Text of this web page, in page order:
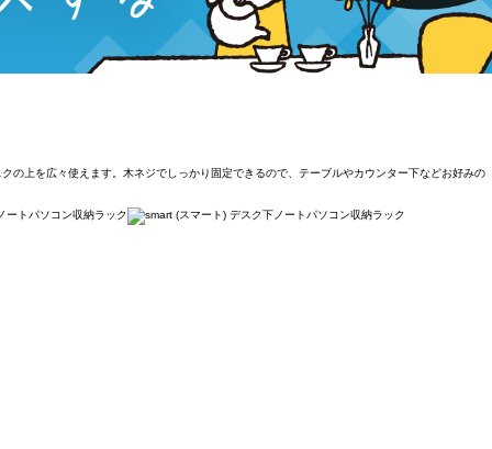
上を広々使えます。木ネジでしっかり固定できるので、テーブルやカウンター下などお好みの